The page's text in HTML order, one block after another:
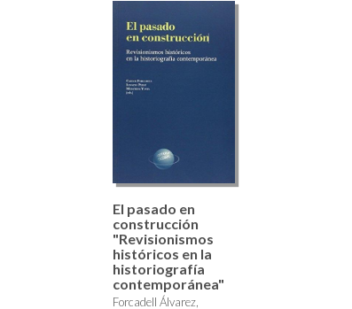
El pasado en
construcción
"Revisionismos
históricos en la
historiografía
contemporánea"
Forcadell Álvarez,